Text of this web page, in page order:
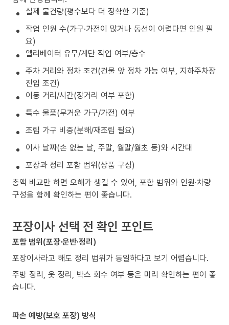
실제 물건량(평수보다 더 정확한 기준)
작업 인원 수(가구·가전이 많거나 동선이 어렵다면 인원 필
요)
엘리베이터 유무/계단 작업 여부/층수
주차 거리와 정차 조건(건물 앞 정차 가능 여부, 지하주차장
진입 조건)
이동 거리/시간(장거리 여부 포함)
특수 물품(무거운 가구/가전) 여부
조립 가구 비중(분해/재조립 필요)
이사 날짜(손 없는 날, 주말, 월말/월초 등)와 시간대
포장과 정리 포함 범위(상품 구성)
총액 비교만 하면 오해가 생길 수 있어, 포함 범위와 인원·차량
구성을 함께 확인하는 편이 좋습니다.
포장이사 선택 전 확인 포인트
포함 범위(포장·운반·정리)
포장이사라고 해도 정리 범위가 동일하다고 보기 어렵습니다.
주방 정리, 옷 정리, 박스 회수 여부 등은 미리 확인하는 편이 좋
습니다.
파손 예방(보호 포장) 방식